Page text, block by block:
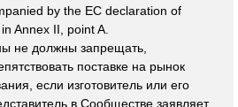
by the EC declaration of
Annex II, point A.
не должны запрещать,
поставке на рынок
если изготовитель или его
в Сообществе заявляет